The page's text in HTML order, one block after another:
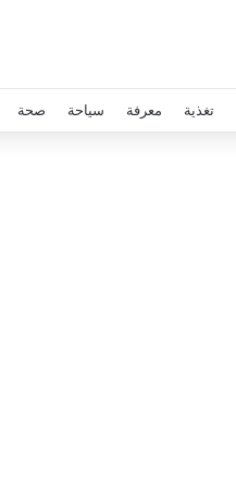
تغذية معرفة سياحة صحة